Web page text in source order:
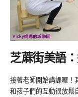
芝蔴街美語
接著老師開始講課囉！
和孩子們的互動很放鬆